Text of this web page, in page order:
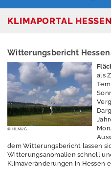
K
li
d
e
r
Z
u
k
u
n
ft
KLIMAPORTAL HESSEN
Witterungsbericht Hessen
© HLNUG
als
dem Witterungsbericht lassen
Witterungsanomalien schnell
Klimaveränderungen in Hessen